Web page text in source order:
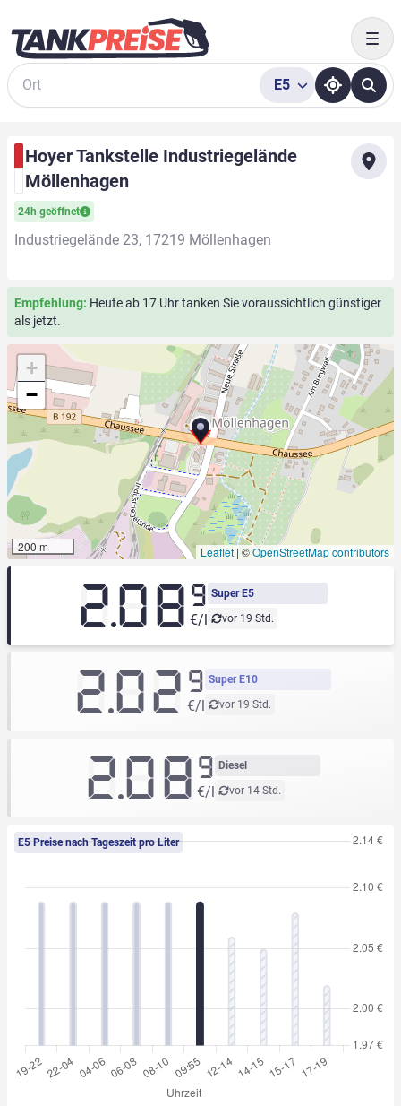
Suche
E5
Hoyer Tankstelle Industriegelände
Möllenhagen
24h geöffnet
Industriegelände 23, 17219 Möllenhagen
Empfehlung: Heute ab 17 Uhr tanken Sie voraussichtlich günstiger
als jetzt.
+
−
200 m Leaflet | ©OpenStreetMap contributors
Super E5
vor 19 Std.
2.089
€/l
Super E10
vor 19 Std.
2.02 9
€/l
Diesel
vor 14 Std.
2.089
€/l
E5 Preise nach Tageszeit pro Liter